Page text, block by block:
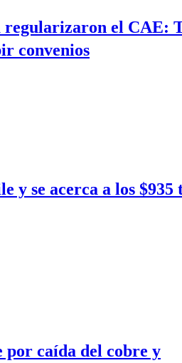
regularizaron el CAE:
convenios
y se acerca a los $935
caída del cobre y